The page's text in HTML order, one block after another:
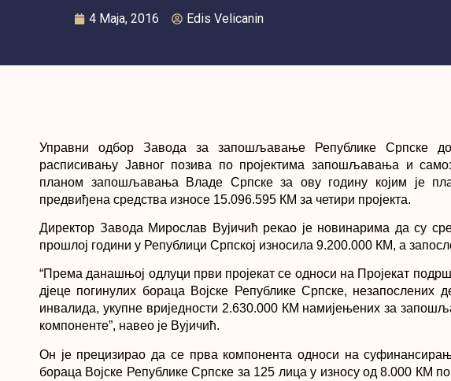
4 Maja, 2016 Edis Velicanin
Управни одбор Завода за запошљавање Републике Српске
расписивању Јавног позива по пројектима запошљавања и
планом запошљавања Владе Српске за ову годину којим је
предвиђена средства износе 15.096.595 КМ за четири пројекта.
Директор Завода Мирослав Вујичић рекао је новинарима да су
прошлој години у Републици Српској износила 9.200.000 КМ, а
“Према данашњој одлуци први пројекат се односи на Пројекат
дјеце погинулих бораца Војске Републике Српске, незапослених
инвалида, укупне вриједности 2.630.000 КМ намијењених за
компоненте”, навео је Вујичић.
Он је прецизирао да се прва компонента односи на
бораца Војске Републике Српске за 125 лица у износу од 8.000 КМ